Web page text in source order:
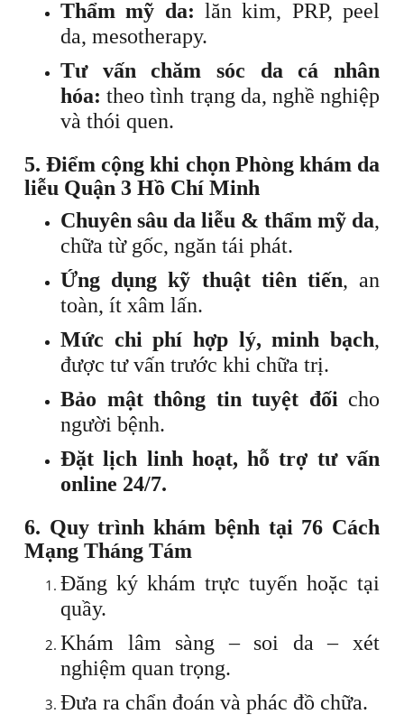
Thẩm mỹ da: lăn kim, PRP, peel
da, mesotherapy.
Tư vấn chăm sóc da cá nhân
hóa: theo tình trạng da, nghề nghiệp
và thói quen.
5. Điểm cộng khi chọn Phòng khám da
liễu Quận 3 Hồ Chí Minh
Chuyên sâu da liễu & thẩm mỹ da,
chữa từ gốc, ngăn tái phát.
Ứng dụng kỹ thuật tiên tiến, an
toàn, ít xâm lấn.
Mức chi phí hợp lý, minh bạch,
được tư vấn trước khi chữa trị.
Bảo mật thông tin tuyệt đối cho
người bệnh.
Đặt lịch linh hoạt, hỗ trợ tư vấn
online 24/7.
6. Quy trình khám bệnh tại 76 Cách
Mạng Tháng Tám
Đăng ký khám trực tuyến hoặc tại
quầy.
Khám lâm sàng – soi da – xét
nghiệm quan trọng.
Đưa ra chẩn đoán và phác đồ chữa.